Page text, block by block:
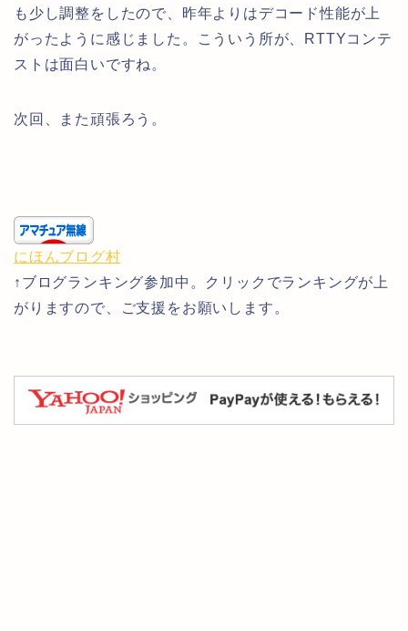
も少し調整をしたので、昨年よりはデコード性能が上
がったように感じました。こういう所が、RTTYコンテ
ストは面白いですね。
次回、また頑張ろう。
にほんブログ村
↑ブログランキング参加中。クリックでランキングが上
がりますので、ご支援をお願いします。